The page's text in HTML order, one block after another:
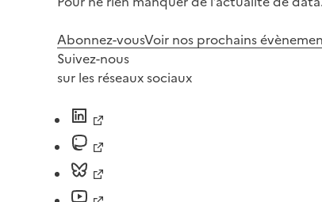
Abonnez-vousVoir nos prochains
Suivez-nous
sur les réseaux sociaux